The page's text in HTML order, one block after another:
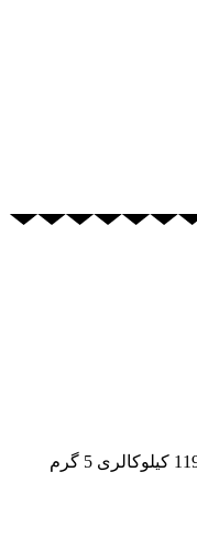
طرز تهیه پن کیک‌های بدون گلوتن شما می‌توانید به آسانی از این پن کیک‌ها استفاده کنید بدون اینکه نگران خود باشید. زمان آماده سازی: 5 دقیقه زمان پخت: 25 دقیقه ارزش تغذیه‌ای: 119 کیلوکالری 5 گرم